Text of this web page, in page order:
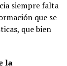
siempre falta
que se
que bien
la